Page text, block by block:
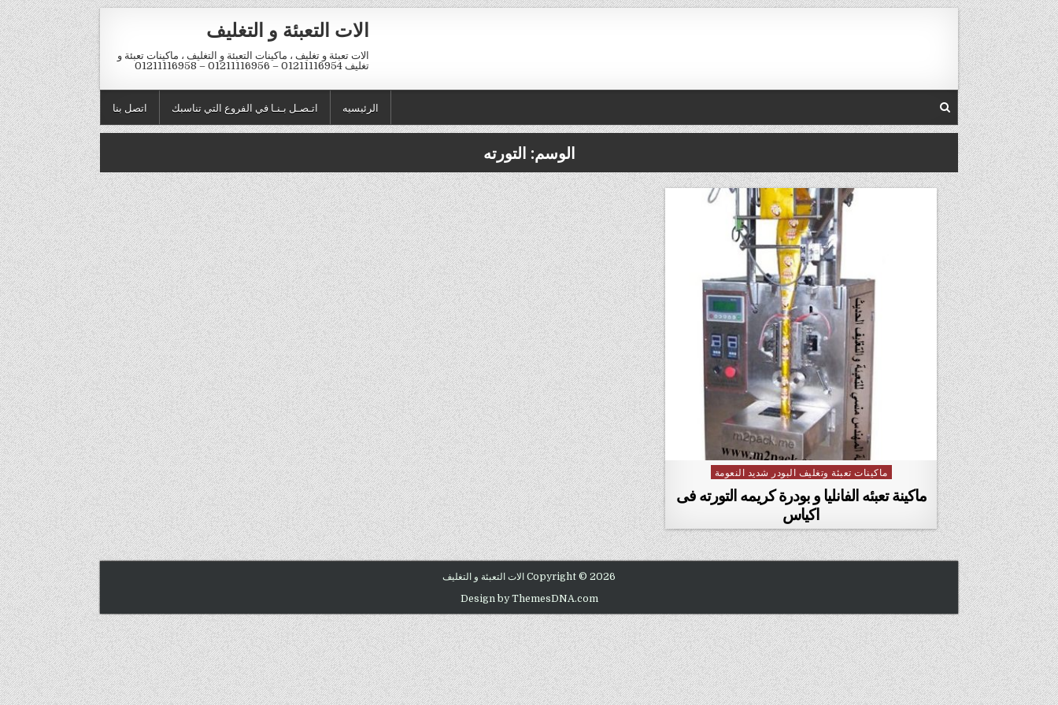
Skip to content
الات التعبئة و التغليف
الات تعبئة و تغليف ، ماكينات التعبئة و التغليف ، ماكينات تعبئة و
تغليف 01211116954 – 01211116956 – 01211116958
اتصل بنا اتـصـل بـنـا في الفروع التي تناسبك الرئيسيه
الوسم: التورته
Posted in
ماكينات تعبئة وتغليف البودر شديد النعومة
ماكينة تعبئه الفانليا و بودرة كريمه التورته فى
اكياس
Copyright © 2026 الات التعبئة و التغليف
Design by ThemesDNA.com